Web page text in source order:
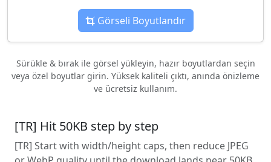
Görseli Boyutlandır
Sürükle & bırak ile görsel yükleyin, hazır boyutlardan seçin
veya özel boyutlar girin. Yüksek kaliteli çıktı, anında önizleme
ve ücretsiz kullanım.
[TR] Hit 50KB step by step
[TR] Start with width/height caps, then reduce JPEG